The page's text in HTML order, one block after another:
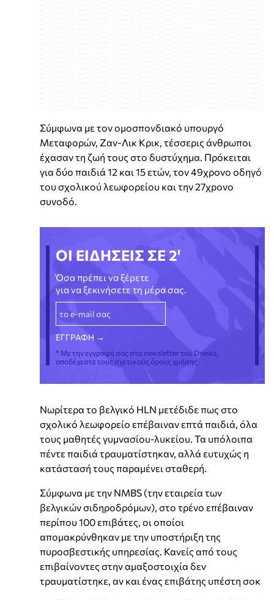
Σύμφωνα με τον ομοσπονδιακό υπουργό
Μεταφορών, Ζαν-Λικ Κρικ, τέσσερις άνθρωποι
έχασαν τη ζωή τους στο δυστύχημα. Πρόκειται
για δύο παιδιά 12 και 15 ετών, τον 49χρονο οδηγό
του σχολικού λεωφορείου και την 27χρονο
συνοδό.
ΟΙ ΕΙΔΗΣΕΙΣ ΣΕ 2'
Όσα πρέπει να ξέρετε
για να ξεκινήσετε τη μέρα σας.
* Με την εγγραφή σας στο newsletter του Dnews,
αποδέχεστε τους σχετικούς όρους χρήσης
Νωρίτερα το βελγικό HLN μετέδιδε πως στο
σχολικό λεωφορείο επέβαιναν επτά παιδιά, όλα
τους μαθητές γυμνασίου-λυκείου. Τα υπόλοιπα
πέντε παιδιά τραυματίστηκαν, αλλά ευτυχώς η
κατάστασή τους παραμένει σταθερή.
Σύμφωνα με την NMBS (την εταιρεία των
βελγικών σιδηροδρόμων), στο τρένο επέβαιναν
περίπου 100 επιβάτες, οι οποίοι
απομακρύνθηκαν με την υποστήριξη της
πυροσβεστικής υπηρεσίας. Κανείς από τους
επιβαίνοντες στην αμαξοστοιχία δεν
τραυματίστηκε, αν και ένας επιβάτης υπέστη σοκ